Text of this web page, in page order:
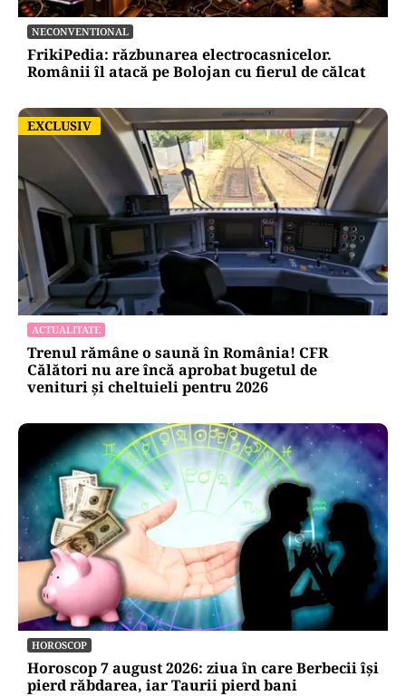
NECONVENTIONAL
FrikiPedia: răzbunarea electrocasnicelor.
Românii îl atacă pe Bolojan cu fierul de călcat
EXCLUSIV
EXCLUSIV
ACTUALITATE
Trenul rămâne o saună în România! CFR
Călători nu are încă aprobat bugetul de
venituri și cheltuieli pentru 2026
HOROSCOP
Horoscop 7 august 2026: ziua în care Berbecii își
pierd răbdarea, iar Taurii pierd bani